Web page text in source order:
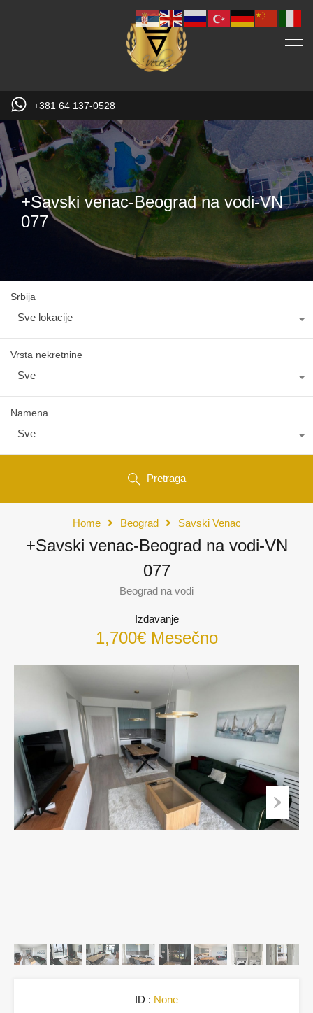
+381 64 137-0528
+Savski venac-Beograd na vodi-VN
077
Srbija
Sve lokacije
Vrsta nekretnine
Sve
Namena
Sve
Pretraga
Home Beograd Savski Venac
+Savski venac-Beograd na vodi-VN
077
Beograd na vodi
Izdavanje
1,700€ Mesečno
ID : None